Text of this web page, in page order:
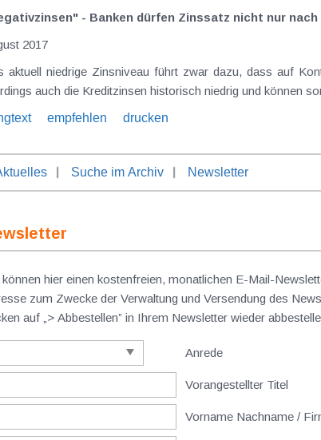
- Banken dürfen Zinssatz nicht nur
2017
Seite sind
allerdings auch die Kreditzinsen historisch
empfehlen drucken
Suche im Archiv Newsletter
können hier einen kostenfreien, monatlichen E-Mail-
zum Zwecke der Verwaltung und Versendung des
auf „> Abbestellen” in Ihrem Newsletter wieder
Anrede
Vorangestellter Titel
Vorname Nachname /